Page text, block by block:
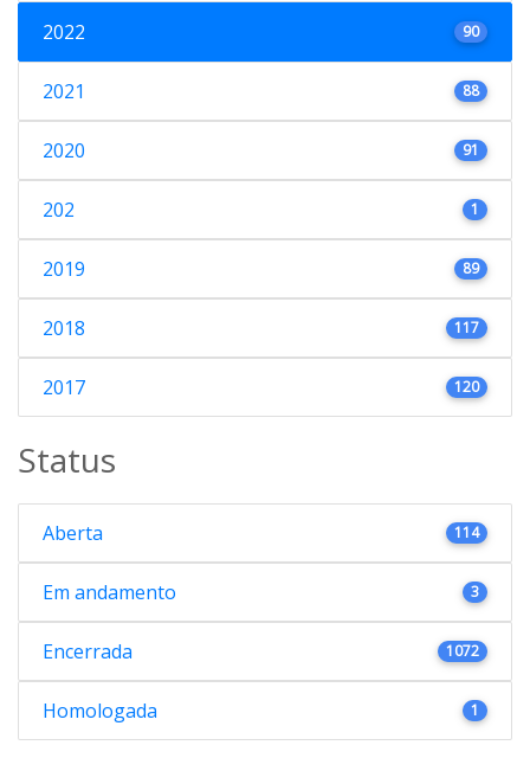
2022 90
2021 88
2020 91
202 1
2019 89
2018 117
2017 120
Status
Aberta 114
Em andamento 3
Encerrada 1072
Homologada 1